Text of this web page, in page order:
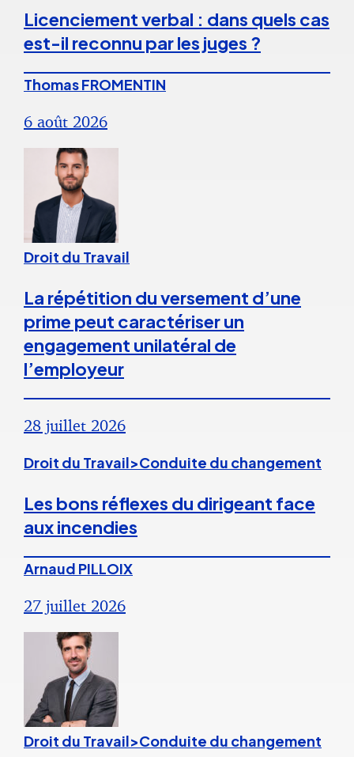
Licenciement verbal : dans quels cas
est-il reconnu par les juges ?
Thomas FROMENTIN
6 août 2026
Droit du Travail
La répétition du versement d’une
prime peut caractériser un
engagement unilatéral de
l’employeur
28 juillet 2026
Droit du Travail>Conduite du changement
Les bons réflexes du dirigeant face
aux incendies
Arnaud PILLOIX
27 juillet 2026
Droit du Travail>Conduite du changement